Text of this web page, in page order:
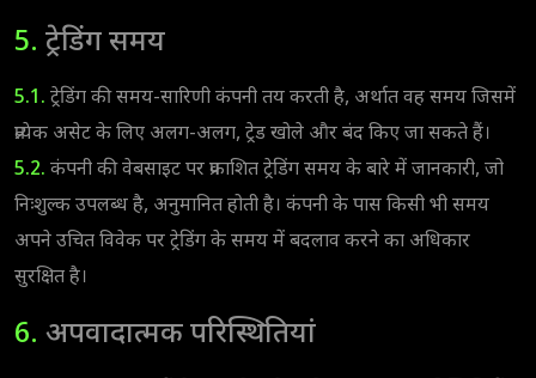
5. ट्रेडिंग समय
5.1. ट्रेडिंग की समय-सारिणी कंपनी तय करती है, अर्थात वह समय जिसमें
प्रत्येक असेट के लिए अलग-अलग, ट्रेड खोले और बंद किए जा सकते हैं।
5.2. कंपनी की वेबसाइट पर प्रकाशित ट्रेडिंग समय के बारे में जानकारी, जो
निःशुल्क उपलब्ध है, अनुमानित होती है। कंपनी के पास किसी भी समय
अपने उचित विवेक पर ट्रेडिंग के समय में बदलाव करने का अधिकार
सुरक्षित है।
6. अपवादात्मक परिस्थितियां